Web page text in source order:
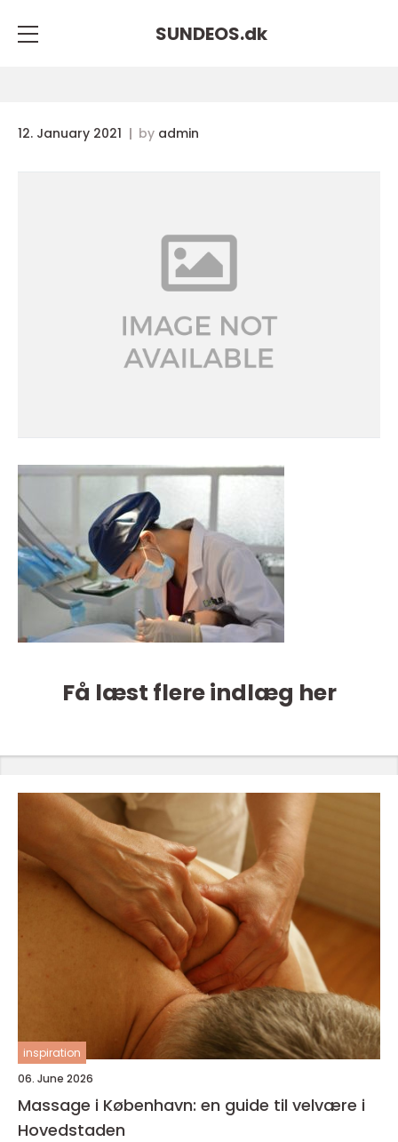
SUNDEOS.dk
12. January 2021 by admin
Få læst flere indlæg her
inspiration
06. June 2026
Massage i København: en guide til velvære i
Hovedstaden